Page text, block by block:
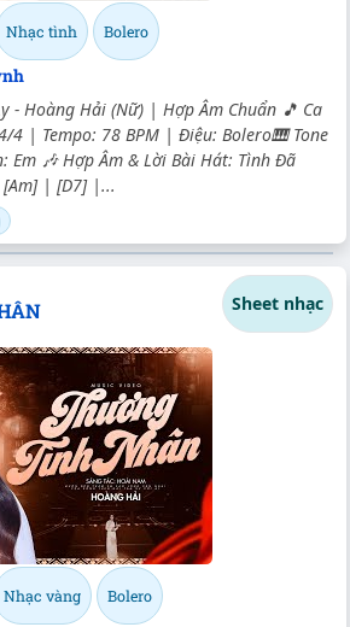
Nhạc tình Bolero
- Hoàng Hải (Nữ) | Hợp Âm Chuẩn 🎵 Ca
4 | Tempo: 78 BPM | Điệu: Bolero🎹 Tone
Em 🎶 Hợp Âm & Lời Bài Hát: Tình Đã
| [D7] |...
Sheet nhạc
Nhạc vàng Bolero